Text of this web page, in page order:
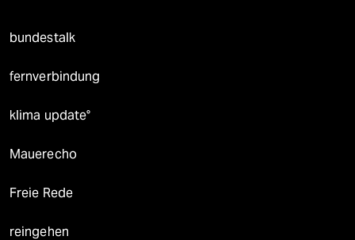
bundestalk
fernverbindung
klima update°
Mauerecho
Freie Rede
reingehen